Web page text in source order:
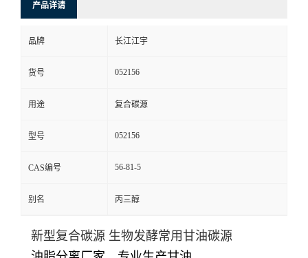
产品详请
品牌 长江江宇
货号 052156
用途 复合碳源
型号 052156
CAS编号 56-81-5
别名 丙三醇
新型复合碳源 生物发酵常用甘油碳源